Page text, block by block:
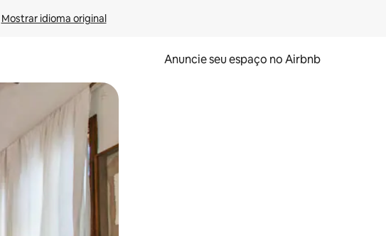
Mostrar idioma original
Anuncie seu espaço no Airbnb